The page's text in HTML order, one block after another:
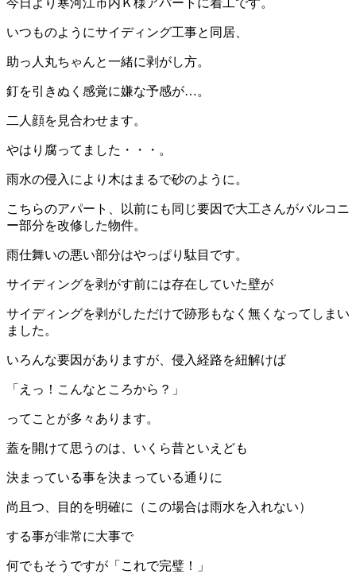
いつものようにサイディング工事と同居、
助っ人丸ちゃんと一緒に剥がし方。
釘を引きぬく感覚に嫌な予感が…。
二人顔を見合わせます。
やはり腐ってました・・・。
雨水の侵入により木はまるで砂のように。
こちらのアパート、以前にも同じ要因で大工さんがバルコニ
ー部分を改修した物件。
雨仕舞いの悪い部分はやっぱり駄目です。
サイディングを剥がす前には存在していた壁が
サイディングを剥がしただけで跡形もなく無くなってしまい
ました。
いろんな要因がありますが、侵入経路を紐解けば
「えっ！こんなところから？」
ってことが多々あります。
蓋を開けて思うのは、いくら昔といえども
決まっている事を決まっている通りに
尚且つ、目的を明確に（この場合は雨水を入れない）
する事が非常に大事で
何でもそうですが「これで完璧！」